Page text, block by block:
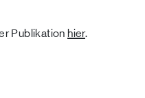
Publikation hier.